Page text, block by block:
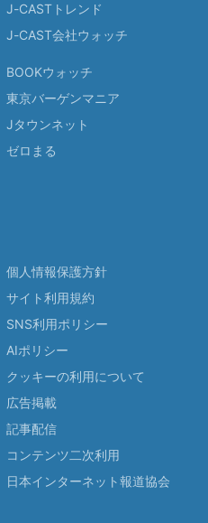
J-CASTトレンド
J-CAST会社ウォッチ
BOOKウォッチ
東京バーゲンマニア
Jタウンネット
ゼロまる
個人情報保護方針
サイト利用規約
SNS利用ポリシー
AIポリシー
クッキーの利用について
広告掲載
記事配信
コンテンツ二次利用
日本インターネット報道協会